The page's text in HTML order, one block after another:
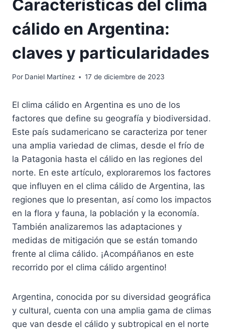
Características del clima
cálido en Argentina:
claves y particularidades
Por Daniel Martínez 17 de diciembre de 2023
El clima cálido en Argentina es uno de los
factores que define su geografía y biodiversidad.
Este país sudamericano se caracteriza por tener
una amplia variedad de climas, desde el frío de
la Patagonia hasta el cálido en las regiones del
norte. En este artículo, exploraremos los factores
que influyen en el clima cálido de Argentina, las
regiones que lo presentan, así como los impactos
en la flora y fauna, la población y la economía.
También analizaremos las adaptaciones y
medidas de mitigación que se están tomando
frente al clima cálido. ¡Acompáñanos en este
recorrido por el clima cálido argentino!
Argentina, conocida por su diversidad geográfica
y cultural, cuenta con una amplia gama de climas
que van desde el cálido y subtropical en el norte